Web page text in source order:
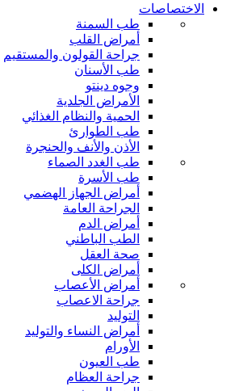
الاختصاصات
طب السمنة
أمراض القلب
جراحة القولون والمستقيم
طب الأسنان
وجوه دينتو
الأمراض الجلدية
الحمية والنظام الغذائي
طب الطوارئ
الأذن والأنف والحنجرة
طب الغدد الصماء
طب الأسرة
أمراض الجهاز الهضمي
الجراحة العامة
أمراض الدم
الطب الباطني
صحة العقل
أمراض الكلى
أمراض الأعصاب
جراحة الاعصاب
التوليد
أمراض النساء والتوليد
الأورام
طب العيون
جراحة العظام